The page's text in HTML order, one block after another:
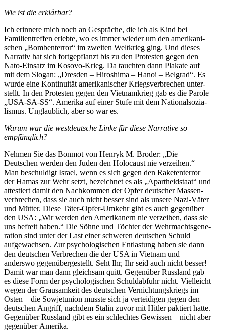
Wie ist die erklärbar?
Ich erinnere mich noch an Gespräche, die ich als Kind bei
Famili­en­treffen erlebte, wo es immer wieder um den ameri­ka­ni­
schen „Bomben­terror“ im zweiten Weltkrieg ging. Und dieses
Narrativ hat sich fortge­pflanzt bis zu den Protesten gegen den
Nato-Einsatz im Kosovo-Krieg. Da tauchten dann Plakate auf
mit dem Slogan: „Dresden – Hiroshima – Hanoi – Belgrad“. Es
wurde eine Konti­nuität ameri­ka­ni­scher Kriegs­ver­brechen unter­
stellt. In den Protesten gegen den Vietnam­krieg gab es die Parole
„USA-SA-SS“. Amerika auf einer Stufe mit dem Natio­nal­so­zia­
lismus. Unglaublich, aber so war es.
Warum war die westdeutsche Linke für diese Narrative so
empfänglich?
Nehmen Sie das Bonmot von Henryk M. Broder: „Die
Deutschen werden den Juden den Holocaust nie verzeihen.“
Man beschuldigt Israel, wenn es sich gegen den Raketen­terror
der Hamas zur Wehr setzt, bezeichnet es als „Apart­heid­staat“ und
attes­tiert damit den Nachkommen der Opfer deutscher Massen­
ver­brechen, dass sie auch nicht besser sind als unsere Nazi-Väter
und Mütter. Diese Täter-Opfer-Umkehr gibt es auch gegenüber
den USA: „Wir werden den Ameri­kanern nie verzeihen, dass sie
uns befreit haben.“ Die Söhne und Töchter der Wehrmachts­ge­ne­
ration sind unter der Last einer schweren deutschen Schuld
aufge­wachsen. Zur psycho­lo­gi­schen Entlastung haben sie dann
den deutschen Verbrechen die der USA in Vietnam und
anderswo gegen­über­ge­stellt. Seht Ihr, Ihr seid auch nicht besser!
Damit war man dann gleichsam quitt. Gegenüber Russland gab
es diese Form der psycho­lo­gi­schen Schuld­abfuhr nicht. Vielleicht
wegen der Grausamkeit des deutschen Vernich­tungs­kriegs im
Osten – die Sowjet­union musste sich ja vertei­digen gegen den
deutschen Angriff, nachdem Stalin zuvor mit Hitler paktiert hatte.
Gegenüber Russland gibt es ein schlechtes Gewissen – nicht aber
gegenüber Amerika.